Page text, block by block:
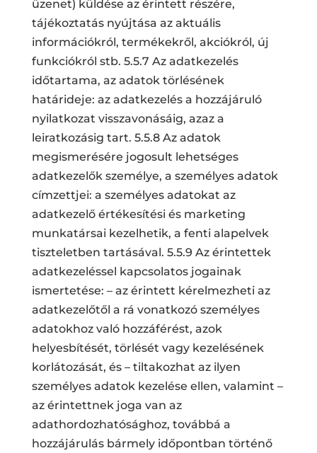
üzenet) küldése az érintett részére,
tájékoztatás nyújtása az aktuális
információkról, termékekről, akciókról, új
funkciókról stb. 5.5.7 Az adatkezelés
időtartama, az adatok törlésének
határideje: az adatkezelés a hozzájáruló
nyilatkozat visszavonásáig, azaz a
leiratkozásig tart. 5.5.8 Az adatok
megismerésére jogosult lehetséges
adatkezelők személye, a személyes adatok
címzettjei: a személyes adatokat az
adatkezelő értékesítési és marketing
munkatársai kezelhetik, a fenti alapelvek
tiszteletben tartásával. 5.5.9 Az érintettek
adatkezeléssel kapcsolatos jogainak
ismertetése: – az érintett kérelmezheti az
adatkezelőtől a rá vonatkozó személyes
adatokhoz való hozzáférést, azok
helyesbítését, törlését vagy kezelésének
korlátozását, és – tiltakozhat az ilyen
személyes adatok kezelése ellen, valamint –
az érintettnek joga van az
adathordozhatósághoz, továbbá a
hozzájárulás bármely időpontban történő